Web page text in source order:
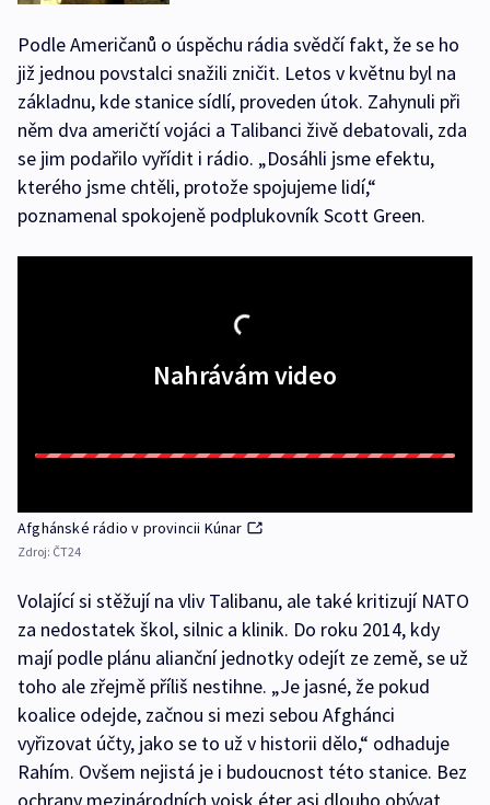
Podle Američanů o úspěchu rádia svědčí fakt, že se ho
již jednou povstalci snažili zničit. Letos v květnu byl na
základnu, kde stanice sídlí, proveden útok. Zahynuli při
něm dva američtí vojáci a Talibanci živě debatovali, zda
se jim podařilo vyřídit i rádio. „Dosáhli jsme efektu,
kterého jsme chtěli, protože spojujeme lidí,“
poznamenal spokojeně podplukovník Scott Green.
Nahrávám video
Afghánské rádio v provincii Kúnar
Zdroj: ČT24
Volající si stěžují na vliv Talibanu, ale také kritizují NATO
za nedostatek škol, silnic a klinik. Do roku 2014, kdy
mají podle plánu alianční jednotky odejít ze země, se už
toho ale zřejmě příliš nestihne. „Je jasné, že pokud
koalice odejde, začnou si mezi sebou Afghánci
vyřizovat účty, jako se to už v historii dělo,“ odhaduje
Rahím. Ovšem nejistá je i budoucnost této stanice. Bez
ochrany mezinárodních vojsk éter asi dlouho obývat